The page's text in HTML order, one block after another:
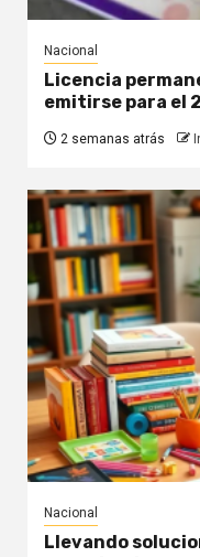
Nacional
Licencia
emitirse para el
2 semanas atrás
Nacional
Llevando